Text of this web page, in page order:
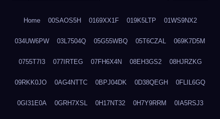
Home 00SAOS5H 0169XX1F 019K5LTP 01WS9NX2
034UW6PW 03L7504Q 05G55WBQ 05T6CZAL 069K7D5M
0755T7I3 077IRTEG 07FH6X4N 08EH3GS2 08HJRZKG
09RKK0JO 0AG4NTTC 0BPJ04DK 0D38QEGH 0FLIL6GQ
0GI31E0A 0GRH7XSL 0H17NT32 0H7Y9RRM 0IA5RSJ3